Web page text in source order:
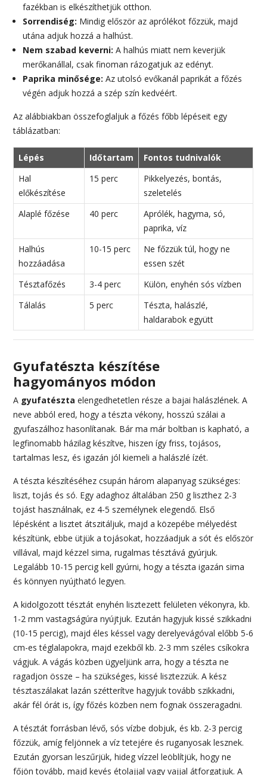
fazékban is elkészíthetjük otthon.
Sorrendiség: Mindig először az aprólékot főzzük, majd
utána adjuk hozzá a halhúst.
Nem szabad keverni: A halhús miatt nem keverjük
merőkanállal, csak finoman rázogatjuk az edényt.
Paprika minősége: Az utolsó evőkanál paprikát a főzés
végén adjuk hozzá a szép szín kedvéért.
Az alábbiakban összefoglaljuk a főzés főbb lépéseit egy
táblázatban:
Lépés Időtartam
Fontos tudnivalók
Hal
előkészítése
15 perc
Pikkelyezés, bontás,
szeletelés
Alaplé főzése
40 perc
Aprólék, hagyma, só,
paprika, víz
Halhús
hozzáadása
10-15 perc
Ne főzzük túl, hogy ne
essen szét
Tésztafőzés
3-4 perc
Külön, enyhén sós vízben
Tálalás
5 perc
Tészta, halászlé,
haldarabok együtt
Gyufatészta készítése
hagyományos módon
A gyufatészta elengedhetetlen része a bajai halászlének. A
neve abból ered, hogy a tészta vékony, hosszú szálai a
gyufaszálhoz hasonlítanak. Bár ma már boltban is kapható, a
legfinomabb házilag készítve, hiszen így friss, tojásos,
tartalmas lesz, és igazán jól kiemeli a halászlé ízét.
A tészta készítéséhez csupán három alapanyag szükséges:
liszt, tojás és só. Egy adaghoz általában 250 g liszthez 2-3
tojást használnak, ez 4-5 személynek elegendő. Első
lépésként a lisztet átszitáljuk, majd a közepébe mélyedést
készítünk, ebbe ütjük a tojásokat, hozzáadjuk a sót és először
villával, majd kézzel sima, rugalmas tésztává gyúrjuk.
Legalább 10-15 percig kell gyúrni, hogy a tészta igazán sima
és könnyen nyújtható legyen.
A kidolgozott tésztát enyhén lisztezett felületen vékonyra, kb.
1-2 mm vastagságúra nyújtjuk. Ezután hagyjuk kissé szikkadni
(10-15 percig), majd éles késsel vagy derelyevágóval előbb 5-6
cm-es téglalapokra, majd ezekből kb. 2-3 mm széles csíkokra
vágjuk. A vágás közben ügyeljünk arra, hogy a tészta ne
ragadjon össze – ha szükséges, kissé lisztezzük. A kész
tésztaszálakat lazán szétterítve hagyjuk tovább szikkadni,
akár fél órát is, így főzés közben nem fognak összeragadni.
A tésztát forrásban lévő, sós vízbe dobjuk, és kb. 2-3 percig
főzzük, amíg feljönnek a víz tetejére és ruganyosak lesznek.
Ezután gyorsan leszűrjük, hideg vízzel leöblítjük, hogy ne
főjön tovább, majd kevés étolajjal vagy vajjal átforgatjuk. A